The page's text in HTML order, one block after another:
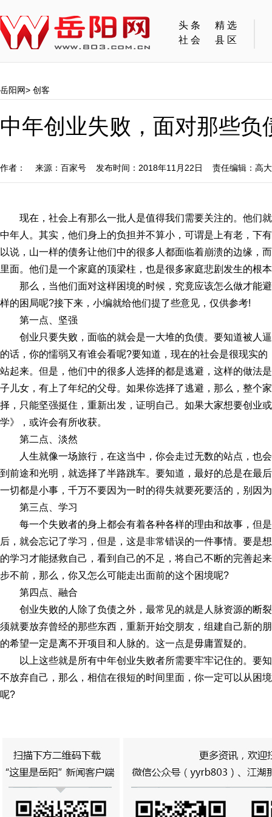
头条
精选
社会
县区
岳阳网> 创客
中年创业失败，面对那些
作者： 来源：百家号 发布时间：2018年11月22日 责任编辑：高
现在，社会上有那么一批人是值得我们需要关注的。他们
中年人。其实，他们身上的负担并不算小，可谓是上有老，下
以说，山一样的债务让他们中的很多人都面临着崩溃的边缘，
里面。他们是一个家庭的顶梁柱，也是很多家庭悲剧发生的根
那么，当他们面对这样困境的时候，究竟应该怎么做才能
样的困局呢?接下来，小编就给他们提了些意见，仅供参考!
第一点、坚强
创业只要失败，面临的就会是一大堆的负债。要知道被人
的话，你的懦弱又有谁会看呢?要知道，现在的社会是很现实
站起来。但是，他们中的很多人选择的都是逃避，这样的做法
子儿女，有上了年纪的父母。如果你选择了逃避，那么，整个
择，只能坚强挺住，重新出发，证明自己。如果大家想要创业
学》，或许会有所收获。
第二点、淡然
人生就像一场旅行，在这当中，你会走过无数的站点，也
到前途和光明，就选择了半路跳车。要知道，最好的总是在最
一切都是小事，千万不要因为一时的得失就要死要活的，别因
第三点、学习
每一个失败者的身上都会有着各种各样的理由和故事，但
后，就会忘记了学习，但是，这是非常错误的一件事情。要是
的学习才能拯救自己，看到自己的不足，将自己不断的完善起
步不前，那么，你又怎么可能走出面前的这个困境呢?
第四点、融合
创业失败的人除了负债之外，最常见的就是人脉资源的断
须就要放弃曾经的那些东西，重新开始交朋友，组建自己新的
的希望一定是离不开项目和人脉的。这一点是毋庸置疑的。
以上这些就是所有中年创业失败者所需要牢牢记住的。要
不放弃自己，那么，相信在很短的时间里面，你一定可以从困
呢?